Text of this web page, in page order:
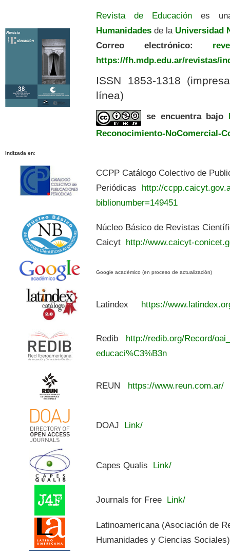
Revista de Educación es
Humanidades de la Universidad
Correo electrónico:
https://fh.mdp.edu.ar/revistas/
ISSN 1853-1318
línea)
se encuentra bajo
Reconocimiento-NoComercial-
Indizada en:
CCPP Catálogo Colectivo de
Periódicas http://
biblionumber=149451
Núcleo Básico de Revistas
Caicyt http://www.caicyt-
Google académico (en proceso de actualización)
Latindex https://
Redib
http://redib.org/Record/
educaci%C3%B3n
REUN https://www.reun.com.ar/
DOAJ Link/
Capes Qualis Link/
Journals for Free Link/
Latinoamericana (Asociación de
Humanidades y Ciencias Sociales)